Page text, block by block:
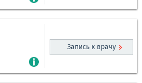
Запись к врачу